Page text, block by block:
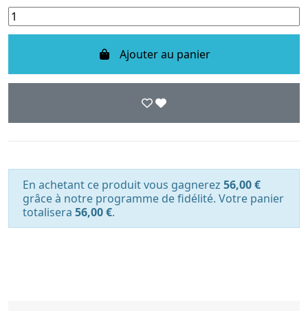
Ajouter au panier
En achetant ce produit vous gagnerez 56,00 €
grâce à notre programme de fidélité. Votre panier
totalisera 56,00 €.